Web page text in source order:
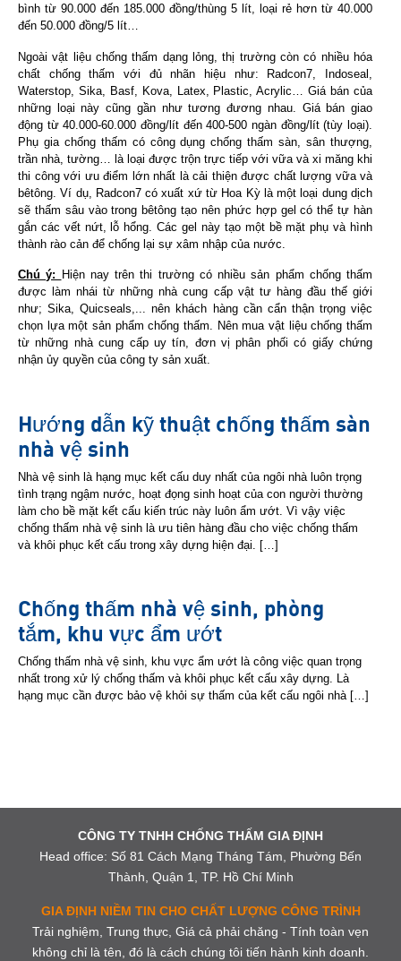
bình từ 90.000 đến 185.000 đồng/thùng 5 lít, loại rẻ hơn từ 40.000
đến 50.000 đồng/5 lít…
Ngoài vật liệu chống thấm dạng lỏng, thị trường còn có nhiều hóa
chất chống thấm với đủ nhãn hiệu như: Radcon7, Indoseal,
Waterstop, Sika, Basf, Kova, Latex, Plastic, Acrylic… Giá bán của
những loại này cũng gần như tương đương nhau. Giá bán giao
động từ 40.000-60.000 đồng/lít đến 400-500 ngàn đồng/lít (tùy loại).
Phụ gia chống thấm có công dụng chống thấm sàn, sân thượng,
trần nhà, tường… là loại được trộn trực tiếp với vữa và xi măng khi
thi công với ưu điểm lớn nhất là cải thiện được chất lượng vữa và
bêtông. Ví dụ, Radcon7 có xuất xứ từ Hoa Kỳ là một loại dung dịch
sẽ thấm sâu vào trong bêtông tạo nên phức hợp gel có thể tự hàn
gắn các vết nứt, lỗ hổng. Các gel này tạo một bề mặt phụ và hình
thành rào cản để chống lại sự xâm nhập của nước.
Chú ý:
Hiện nay trên thi trường có nhiều sản phẩm chống thấm
được làm nhái từ những nhà cung cấp vật tư hàng đầu thế giới
như; Sika, Quicseals,... nên khách hàng cần cẩn thận trọng việc
chọn lựa một sản phẩm chống thấm. Nên mua vật liệu chống thấm
từ những nhà cung cấp uy tín, đơn vị phân phối có giấy chứng
nhận ủy quyền của công ty sản xuất.
Hướng dẫn kỹ thuật chống thấm sàn
nhà vệ sinh
Nhà vệ sinh là hạng mục kết cấu duy nhất của ngôi nhà luôn trọng
tình trạng ngậm nước, hoạt đọng sinh hoạt của con người thường
làm cho bề mặt kết cấu kiến trúc này luôn ẩm ướt. Vì vậy việc
chống thấm nhà vệ sinh là ưu tiên hàng đầu cho việc chống thấm
và khôi phục kết cấu trong xây dựng hiện đại. […]
Chống thấm nhà vệ sinh, phòng
tắm, khu vực ẩm ướt
Chống thấm nhà vệ sinh, khu vực ẩm ướt là công việc quan trọng
nhất trong xử lý chống thấm và khôi phục kết cấu xây dựng. Là
hạng mục cần được bảo vệ khỏi sự thấm của kết cấu ngôi nhà […]
CÔNG TY TNHH CHỐNG THẤM GIA ĐỊNH
Head office: Số 81 Cách Mạng Tháng Tám, Phường Bến
Thành, Quận 1, TP. Hồ Chí Minh
GIA ĐỊNH NIỀM TIN CHO CHẤT LƯỢNG CÔNG TRÌNH
Trải nghiệm, Trung thực, Giá cả phải chăng - Tính toàn vẹn
không chỉ là tên, đó là cách chúng tôi tiến hành kinh doanh.